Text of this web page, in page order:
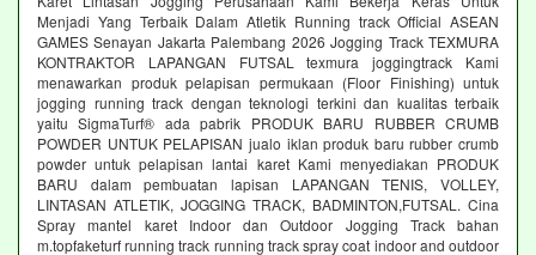
Menjadi Yang Terbaik Dalam Atletik Running track Official ASEAN
GAMES Senayan Jakarta Palembang 2026 Jogging Track TEXMURA
KONTRAKTOR LAPANGAN FUTSAL texmura joggingtrack Kami
menawarkan produk pelapisan permukaan (Floor Finishing) untuk
jogging running track dengan teknologi terkini dan kualitas terbaik
yaitu SigmaTurf® ada pabrik PRODUK BARU RUBBER CRUMB
POWDER UNTUK PELAPISAN jualo iklan produk baru rubber crumb
powder untuk pelapisan lantai karet Kami menyediakan PRODUK
BARU dalam pembuatan lapisan LAPANGAN TENIS, VOLLEY,
LINTASAN ATLETIK, JOGGING TRACK, BADMINTON,FUTSAL. Cina
Spray mantel karet Indoor dan Outdoor Jogging Track bahan
m.topfaketurf running track running track spray coat indoor and outdoor